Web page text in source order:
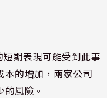
期表現可能受到此事
本的增加，兩家公司
風險。